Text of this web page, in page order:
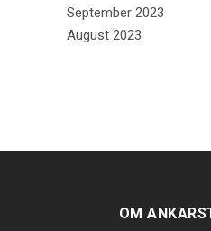
September 2023
August 2023
OM